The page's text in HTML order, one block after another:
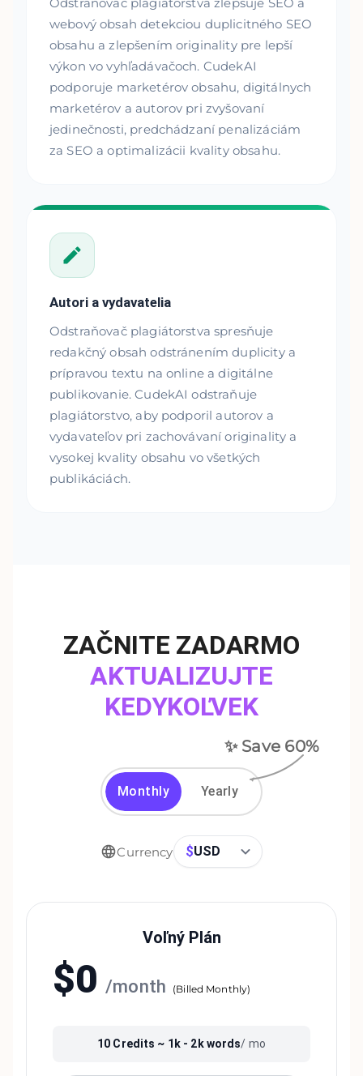
Odstraňovač plagiátorstva zlepšuje SEO a
webový obsah detekciou duplicitného SEO
obsahu a zlepšením originality pre lepší
výkon vo vyhľadávačoch. CudekAI
podporuje marketérov obsahu, digitálnych
marketérov a autorov pri zvyšovaní
jedinečnosti, predchádzaní penalizáciám
za SEO a optimalizácii kvality obsahu.
Autori a vydavatelia
Odstraňovač plagiátorstva spresňuje
redakčný obsah odstránením duplicity a
prípravou textu na online a digitálne
publikovanie. CudekAI odstraňuje
plagiátorstvo, aby podporil autorov a
vydavateľov pri zachovávaní originality a
vysokej kvality obsahu vo všetkých
publikáciách.
ZAČNITE ZADARMO
AKTUALIZUJTE
KEDYKOĽVEK
✨ Save 60%
Monthly Yearly
Currency $USD
Voľný Plán
$0 /month (Billed Monthly)
10 Credits ~ 1k - 2kwords/ mo